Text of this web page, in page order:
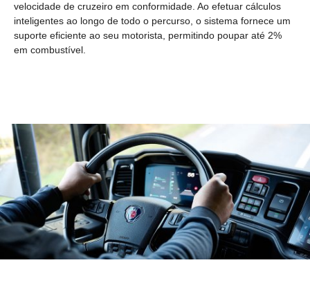
velocidade de cruzeiro em conformidade. Ao efetuar cálculos
inteligentes ao longo de todo o percurso, o sistema fornece um
suporte eficiente ao seu motorista, permitindo poupar até 2%
em combustível.